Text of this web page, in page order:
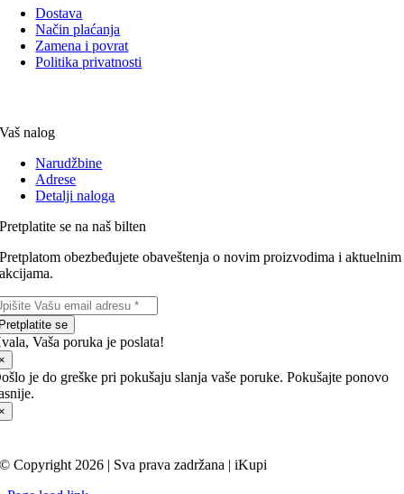
Dostava
Način plaćanja
Zamena i povrat
Politika privatnosti
Vaš nalog
Narudžbine
Adrese
Detalji naloga
Pretplatite se na naš bilten
Pretplatom obezbeđujete obaveštenja o novim proizvodima i aktuelnim
akcijama.
se
Vaša poruka je poslata!
je do greške pri pokušaju slanja vaše poruke. Pokušajte ponovo
© Copyright 2026 | Sva prava zadržana |iKupi